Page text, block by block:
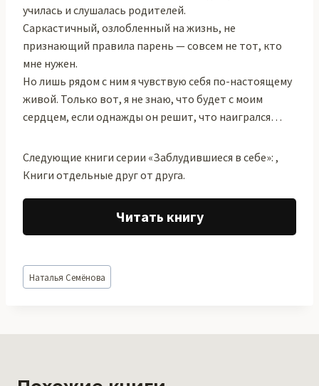
училась и слушалась родителей.
Саркастичный, озлобленный на жизнь, не
признающий правила парень — совсем не тот, кто
мне нужен.
Но лишь рядом с ним я чувствую себя по-настоящему
живой. Только вот, я не знаю, что будет с моим
сердцем, если однажды он решит, что наигрался…
Следующие книги серии «Заблудившиеся в себе»: ,
Книги отдельные друг от друга.
Читать книгу
Метки
записи:
Наталья Семёнова